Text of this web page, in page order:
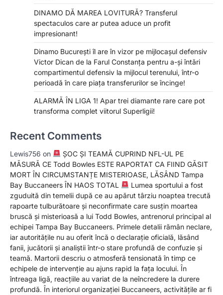
DINAMO DĂ MAREA LOVITURĂ? Transferul
spectaculos care ar putea aduce un profit
impresionant!
Dinamo București îl are în vizor pe mijlocașul defensiv
Victor Dican de la Farul Constanța pentru a-și întări
compartimentul defensiv la mijlocul terenului, într-o
perioadă în care piața transferurilor se încinge!
ALARMĂ ÎN LIGA 1! Apar trei diamante rare care pot
transforma complet viitorul Superligii!
Recent Comments
Lewis756 on
ȘOC ȘI TEAMĂ CUPRIND NFL-UL PE
MĂSURĂ CE Todd Bowles ESTE RAPORTAT CA FIIND GĂSIT
MORT ÎN CIRCUMSTANȚE MISTERIOASE, LĂSÂND Tampa
Bay Buccaneers ÎN HAOS TOTAL
Lumea sportului a fost
zguduită din temelii după ce au apărut târziu noaptea trecută
rapoarte tulburătoare și neconfirmate care susțin moartea
bruscă și misterioasă a lui Todd Bowles, antrenorul principal al
echipei Tampa Bay Buccaneers. Primele detalii rămân neclare,
iar autoritățile nu au oferit încă o declarație oficială, lăsând
fanii, jucătorii și analiștii într-o stare profundă de confuzie și
teamă. Martorii descriu o atmosferă tensionată în timp ce
echipele de intervenție au ajuns rapid la fața locului. În
întreaga ligă, reacțiile au variat de la neîncredere la durere
profundă. În interiorul organizației Buccaneers, activitățile ar fi